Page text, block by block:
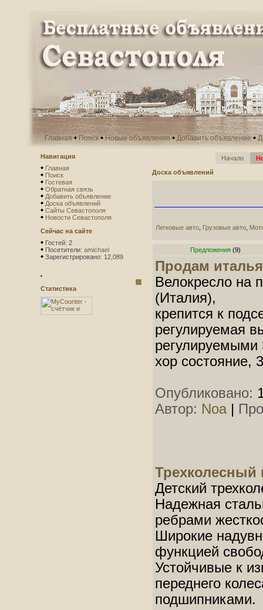
Главная Поиск Новые объявления Добавить объявление
Навигация
Главная
Поиск
Гостевая
Обратная связь
Добавить объявление
Доска объявлений
Сайты Севастополя
Новости Севастополя
Сейчас на сайте
Гостей: 2
Посетители: amichael
Зарегистрировано: 12,089
Статистика
Начало
Доска объявлений
Легковые авто, Грузовые авто,
Предложения (9)
Продам
Велокресло на
(Италия),
крепится к
регулируемая
хор состояние,
Опубликовано:
Автор: Noa |
Трехколесный
Детский
Надежная
ребрами
Широкие
функцией
Устойчивые к
переднего
подшипниками.